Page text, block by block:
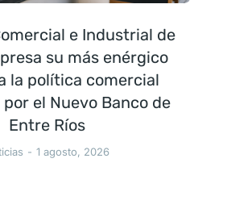
e Industrial de
su más enérgico
la política comercial
el Nuevo Banco de
Entre Ríos
1 agosto, 2026